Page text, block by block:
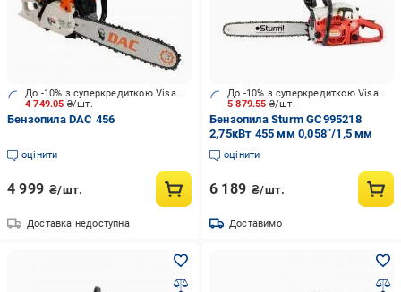
4 749.05 ₴/шт.
До -10% з суперкредиткою Visa Вигода
Бензопила DAC 456
оцінити
4 999 ₴/шт.
Доставка недоступна
5 879.55 ₴/шт.
До -10% з суперкредиткою Visa Вигода
Бензопила Sturm GC995218
2,75кВт 455 мм 0,058”/1,5 мм
оцінити
6 189 ₴/шт.
Доставимо